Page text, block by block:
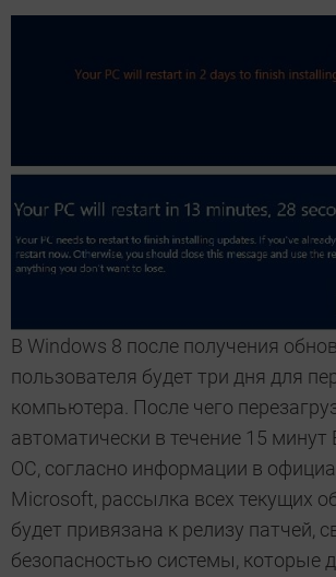
В Windows 8 после получения
пользователя будет три дня для
компьютера. После чего
автоматически в течение 15 минут
ОС, согласно информации в
Microsoft, рассылка всех текущих
будет привязана к релизу патчей,
безопасностью системы, которые